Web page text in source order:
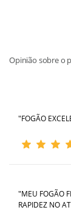
"FOGÃO
"MEU FOGÃO
RAPIDEZ NO